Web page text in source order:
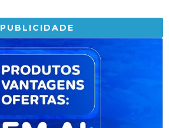
PUBLICIDADE